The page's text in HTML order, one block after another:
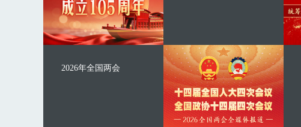
2026年全国两会